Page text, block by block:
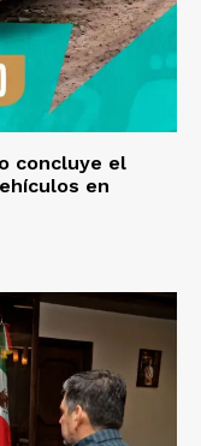
concluye el
en